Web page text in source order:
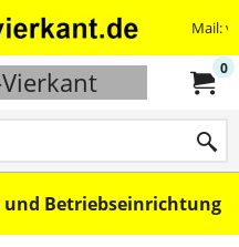
Mail:
0
Betriebseinrichtung